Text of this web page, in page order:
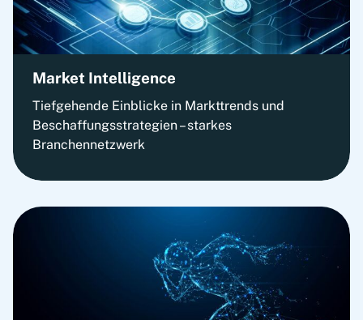
Market Intelligence
Tiefgehende Einblicke in Markttrends und
Beschaffungsstrategien – starkes
Branchennetzwerk